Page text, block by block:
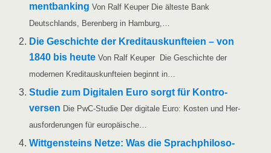
ment­ban­king Von Ralf Keu­per Die ältes­te Bank
Deutsch­lands, Beren­berg in Hamburg,…
Die Geschich­te der Kre­dit­aus­kunftei­en – von
1840 bis heu­te Von Ralf Keu­per Die Geschich­te der
moder­nen Kre­dit­aus­kunftei­en beginnt in…
Stu­die zum Digi­ta­len Euro sorgt für Kon­tro­
ver­sen Die PwC-Stu­­die Der digi­ta­le Euro: Kos­ten und Her­
aus­for­de­run­gen für europäische…
Witt­gen­steins Net­ze: Was die Sprach­phi­lo­so­